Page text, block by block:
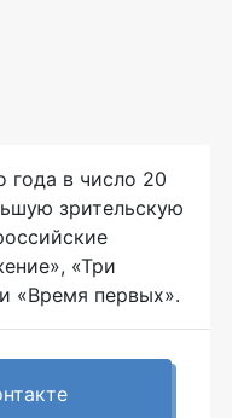
года в число 20
зрительскую
«Три
«Время первых».